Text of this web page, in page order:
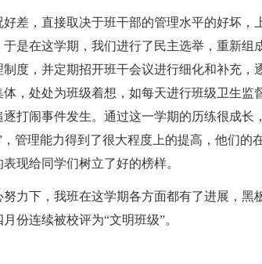
差，直接取决于班干部的管理水平的好坏，
是在这学期，我们进行了民主选举，重新组
度，并定期招开班干会议进行细化和补充，
，处处为班级着想，如每天进行班级卫生监
打闹事件发生。通过这一学期的历练很成长
管理能力得到了很大程度上的提高，他们的
现给同学们树立了好的榜样。
努力下，我班在这学期各方面都有了进展，黑
份连续被校评为“文明班级”。